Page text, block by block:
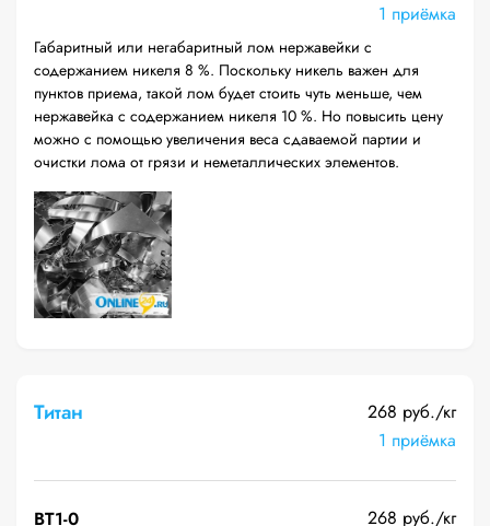
1 приёмка
Габаритный или негабаритный лом нержавейки с
содержанием никеля 8 %. Поскольку никель важен для
пунктов приема, такой лом будет стоить чуть меньше, чем
нержавейка с содержанием никеля 10 %. Но повысить цену
можно с помощью увеличения веса сдаваемой партии и
очистки лома от грязи и неметаллических элементов.
Титан
268 руб./кг
1 приёмка
ВТ1-0 268 руб./кг